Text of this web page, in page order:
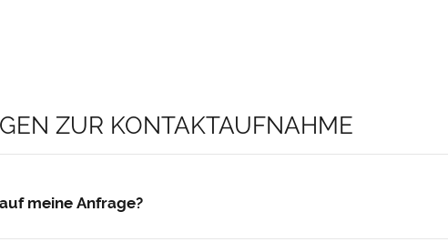
ZUR KONTAKTAUFNAHME
meine Anfrage?